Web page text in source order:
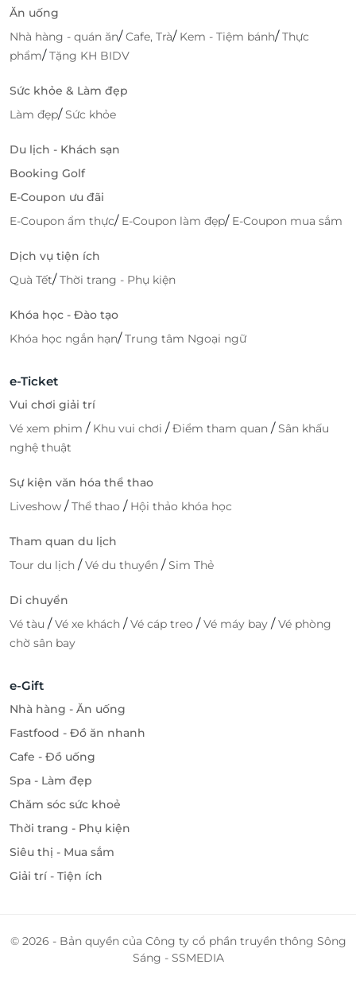
Ăn uống
Nhà hàng - quán ăn/Cafe, Trà/ Kem - Tiệm bánh/Thực
phẩm/Tặng KH BIDV
Sức khỏe & Làm đẹp
Làm đẹp/Sức khỏe
Du lịch - Khách sạn
Booking Golf
E-Coupon ưu đãi
E-Coupon ẩm thực/ E-Coupon làm đẹp/ E-Coupon mua sắm
Dịch vụ tiện ích
Quà Tết/Thời trang - Phụ kiện
Khóa học - Đào tạo
Khóa học ngắn hạn/Trung tâm Ngoại ngữ
e-Ticket
Vui chơi giải trí
Vé xem phim / Khu vui chơi /Điểm tham quan /Sân khấu
nghệ thuật
Sự kiện văn hóa thể thao
Liveshow /Thể thao / Hội thảo khóa học
Tham quan du lịch
Tour du lịch /Vé du thuyền /Sim Thẻ
Di chuyển
Vé tàu /Vé xe khách /Vé cáp treo /Vé máy bay /Vé phòng
chờ sân bay
e-Gift
Nhà hàng - Ăn uống
Fastfood - Đồ ăn nhanh
Cafe - Đồ uống
Spa - Làm đẹp
Chăm sóc sức khoẻ
Thời trang - Phụ kiện
Siêu thị - Mua sắm
Giải trí - Tiện ích
© 2026 - Bản quyền của Công ty cổ phần truyền thông Sông
Sáng - SSMEDIA